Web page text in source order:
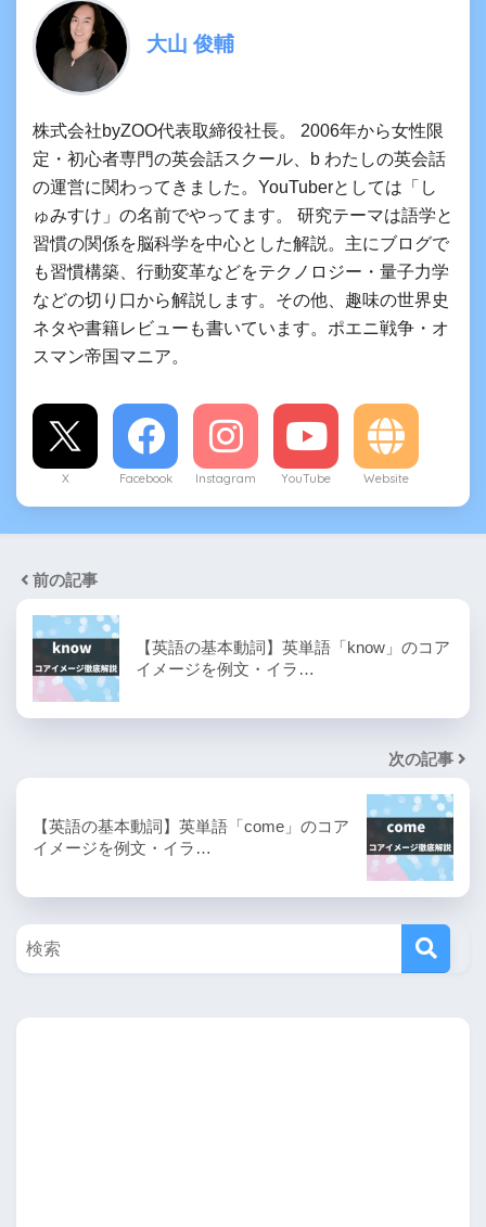
大山 俊輔
株式会社byZOO代表取締役社長。 2006年から女性限
定・初心者専門の英会話スクール、b わたしの英会話
の運営に関わってきました。YouTuberとしては「し
ゅみすけ」の名前でやってます。 研究テーマは語学と
習慣の関係を脳科学を中心とした解説。主にブログで
も習慣構築、行動変革などをテクノロジー・量子力学
などの切り口から解説します。その他、趣味の世界史
ネタや書籍レビューも書いています。ポエニ戦争・オ
スマン帝国マニア。
X Facebook Instagram YouTube Website
前の記事
【英語の基本動詞】英単語「know」のコア
イメージを例文・イラ…
次の記事
【英語の基本動詞】英単語「come」のコア
イメージを例文・イラ…